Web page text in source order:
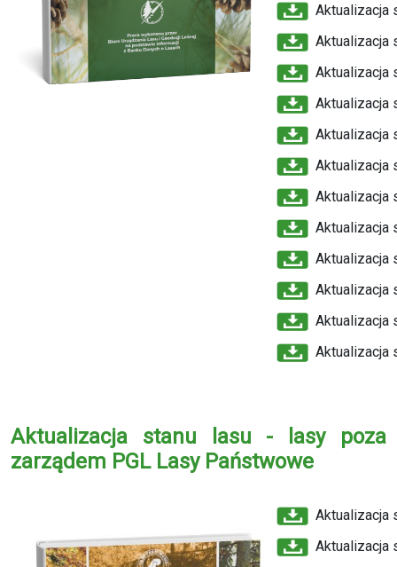
Aktualizacja
Aktualizacja
Aktualizacja
Aktualizacja
Aktualizacja
Aktualizacja
Aktualizacja
Aktualizacja
Aktualizacja
Aktualizacja
Aktualizacja
Aktualizacja
Aktualizacja stanu lasu - lasy poza
zarządem PGL Lasy Państwowe
Aktualizacja
Aktualizacja